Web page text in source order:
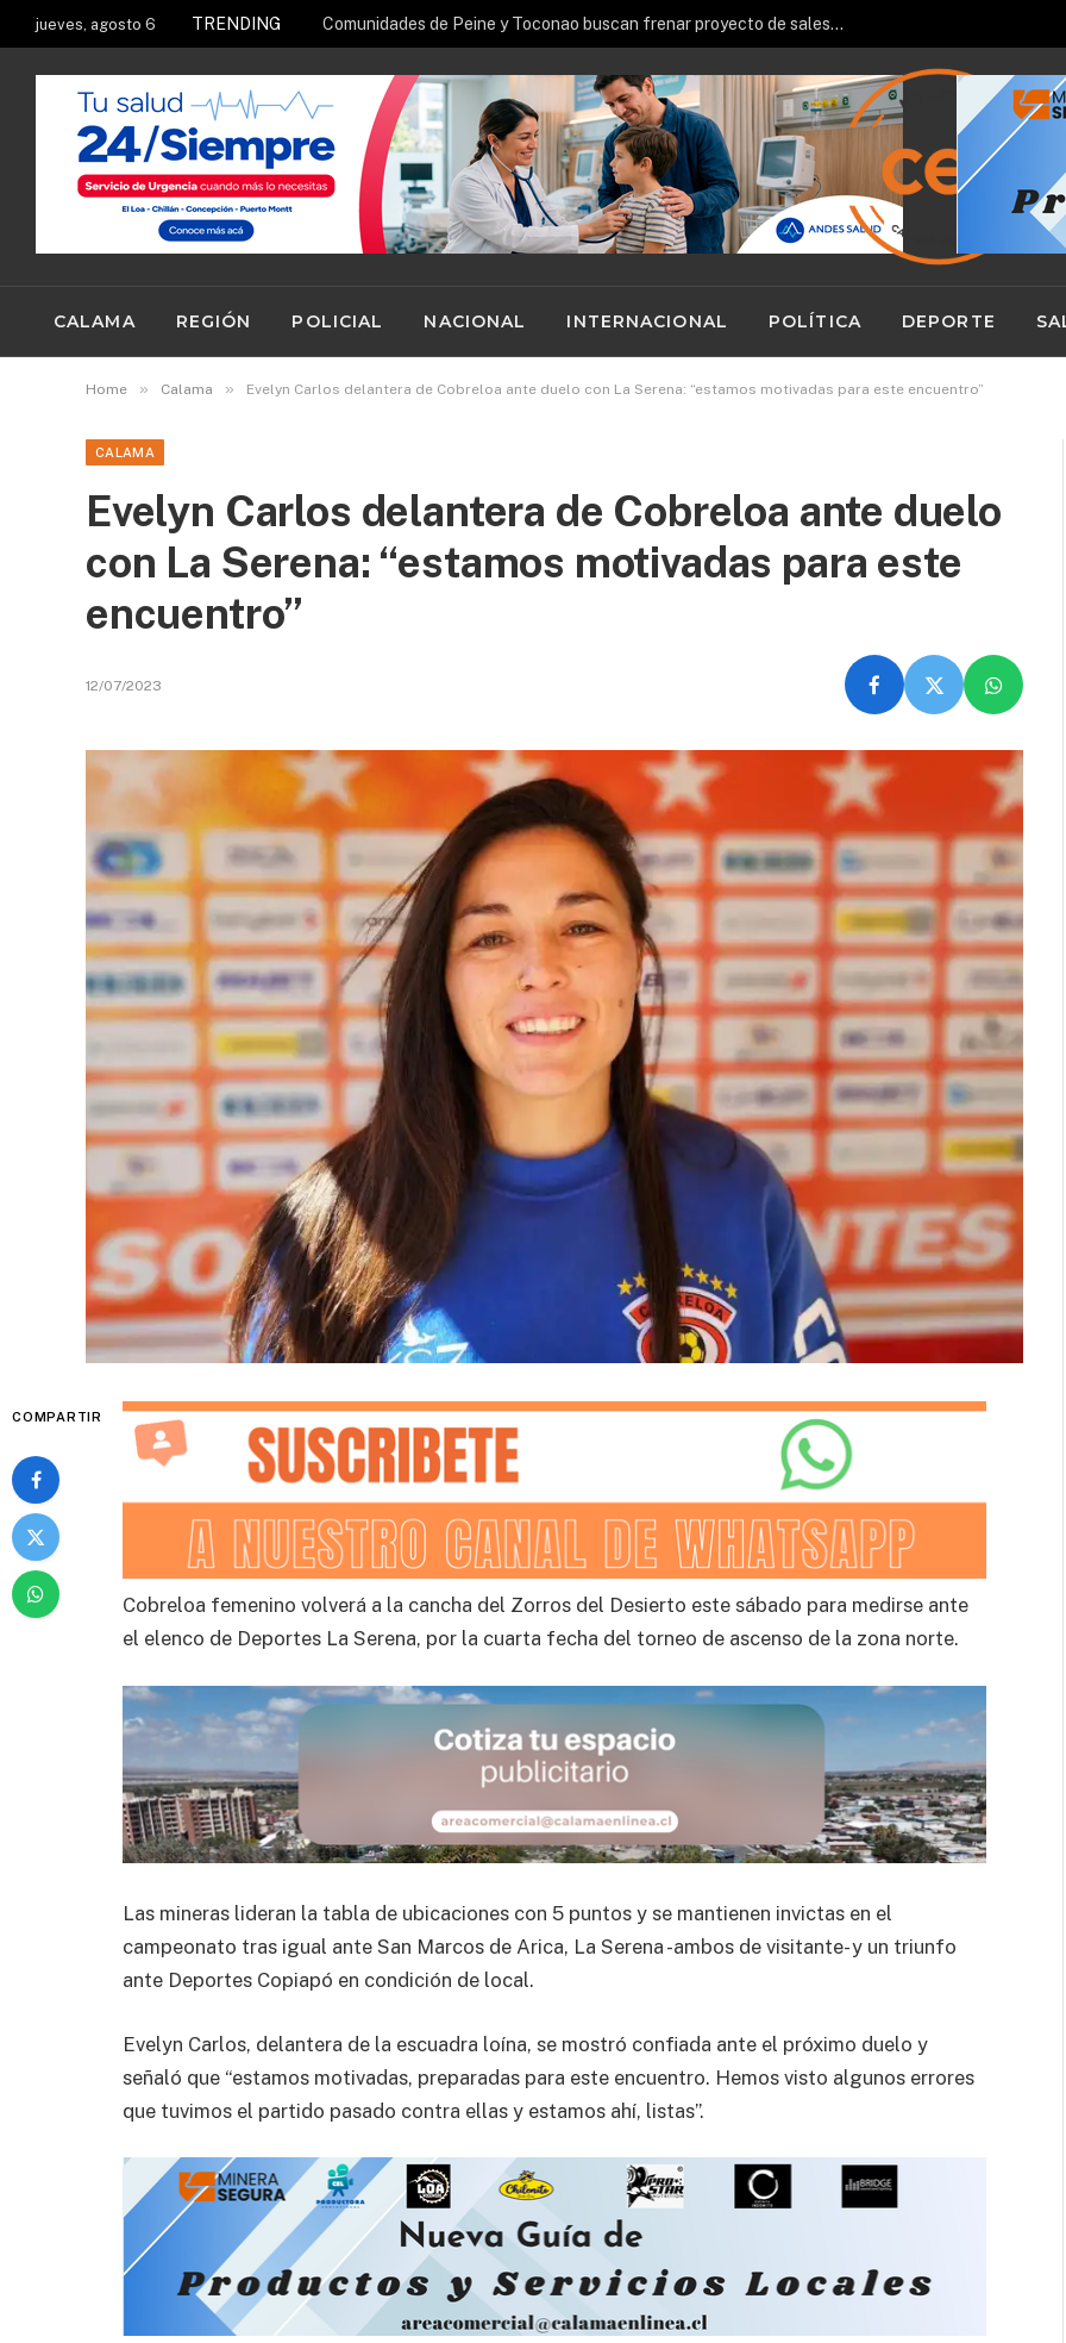
jueves, agosto 6 TRENDING 58 dirigentes vecinales de Calama se capacitan prevención de drogas, violencia intrafamiliar y Comisaría Virtual
CALAMA REGIÓN POLICIAL NACIONAL INTERNACIONAL POLÍTICA DEPORTE
Home » Calama » Evelyn Carlos delantera de Cobreloa ante duelo con La Serena: “estamos motivadas para este encuentro”
CALAMA
Evelyn Carlos delantera de Cobreloa ante duelo
con La Serena: “estamos motivadas para este
encuentro”
12/07/2023
COMPARTIR
Cobreloa femenino volverá a la cancha del Zorros del Desierto este sábado para medirse ante
el elenco de Deportes La Serena, por la cuarta fecha del torneo de ascenso de la zona norte.
Las mineras lideran la tabla de ubicaciones con 5 puntos y se mantienen invictas en el
campeonato tras igual ante San Marcos de Arica, La Serena -ambos de visitante- y un triunfo
ante Deportes Copiapó en condición de local.
Evelyn Carlos, delantera de la escuadra loína, se mostró confiada ante el próximo duelo y
señaló que “estamos motivadas, preparadas para este encuentro. Hemos visto algunos errores
que tuvimos el partido pasado contra ellas y estamos ahí, listas”.